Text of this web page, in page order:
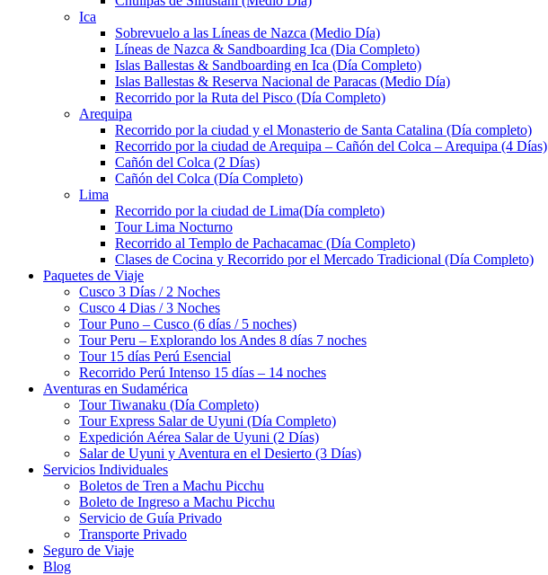
Ica
Sobrevuelo a las Líneas de Nazca (Medio Día)
Líneas de Nazca & Sandboarding Ica (Dia Completo)
Islas Ballestas & Sandboarding en Ica (Día Completo)
Islas Ballestas & Reserva Nacional de Paracas (Medio Día)
Recorrido por la Ruta del Pisco (Día Completo)
Arequipa
Recorrido por la ciudad y el Monasterio de Santa Catalina (Día completo)
Recorrido por la ciudad de Arequipa – Cañón del Colca – Arequipa (4 Días)
Cañón del Colca (2 Días)
Cañón del Colca (Día Completo)
Lima
Recorrido por la ciudad de Lima(Día completo)
Tour Lima Nocturno
Recorrido al Templo de Pachacamac (Día Completo)
Clases de Cocina y Recorrido por el Mercado Tradicional (Día Completo)
Paquetes de Viaje
Cusco 3 Días / 2 Noches
Cusco 4 Dias / 3 Noches
Tour Puno – Cusco (6 días / 5 noches)
Tour Peru – Explorando los Andes 8 días 7 noches
Tour 15 días Perú Esencial
Recorrido Perú Intenso 15 días – 14 noches
Aventuras en Sudamérica
Tour Tiwanaku (Día Completo)
Tour Express Salar de Uyuni (Día Completo)
Expedición Aérea Salar de Uyuni (2 Días)
Salar de Uyuni y Aventura en el Desierto (3 Días)
Servicios Individuales
Boletos de Tren a Machu Picchu
Boleto de Ingreso a Machu Picchu
Servicio de Guía Privado
Transporte Privado
Seguro de Viaje
Blog